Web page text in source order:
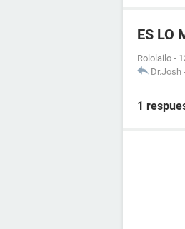
ES LO
Rololailo -
Dr.Josh
1